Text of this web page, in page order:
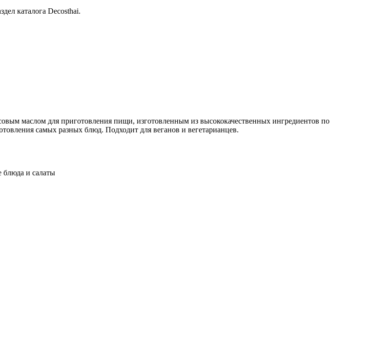
каталога Decosthai.
маслом для приготовления пищи, изготовленным из высококачественных ингредиентов по
самых разных блюд. Подходит для веганов и вегетарианцев.
блюда и салаты